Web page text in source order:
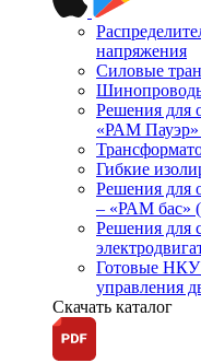
напряжения
Силовые
Решения для
«РАМ
Гибкие
Решения для
– «РАМ бас»
Решения для
Готовые НКУ
управления
Скачать каталог